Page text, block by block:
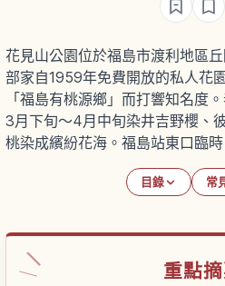
花見山公園位於福島市渡利地區
部家自1959年免費開放的私人花
「福島有桃源鄉」而打響知名度
3月下旬〜4月中旬染井吉野櫻、
桃染成繽紛花海。福島站東口臨
目錄 常
重點